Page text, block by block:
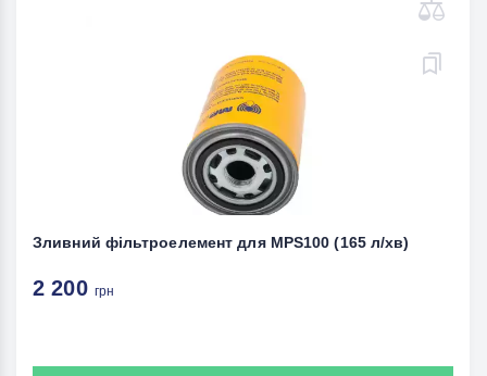
Зливний фільтроелемент для MPS100 (165 л/хв)
2 200 грн